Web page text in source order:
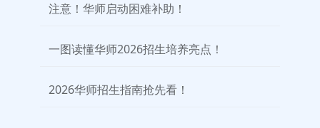
注意！华师启动困难补助！
一图读懂华师2026招生培养亮点！
2026华师招生指南抢先看！